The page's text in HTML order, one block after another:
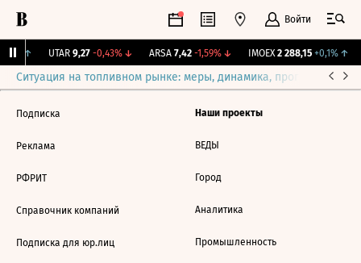
Войти
↑ UTAR 9,27 -0,43%↓ ARSA 7,42 -1,59%↓ IMOEX 2 288,15 +0,1%↑
Ситуация на топливном рынке: меры, динамика, прогнозы
Подписка
Реклама
РФРИТ
Справочник компаний
Подписка для юр.лиц
Наши проекты
ВЕДЫ
Город
Аналитика
Промышленность